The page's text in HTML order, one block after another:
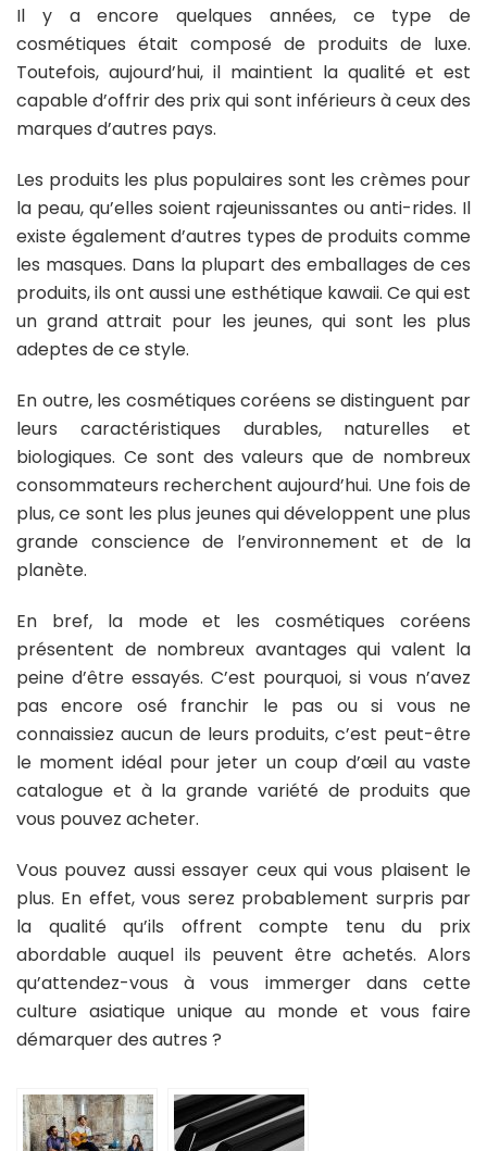
Il y a encore quelques années, ce type de
cosmétiques était composé de produits de luxe.
Toutefois, aujourd’hui, il maintient la qualité et est
capable d’offrir des prix qui sont inférieurs à ceux des
marques d’autres pays.
Les produits les plus populaires sont les crèmes pour
la peau, qu’elles soient rajeunissantes ou anti-rides. Il
existe également d’autres types de produits comme
les masques. Dans la plupart des emballages de ces
produits, ils ont aussi une esthétique kawaii. Ce qui est
un grand attrait pour les jeunes, qui sont les plus
adeptes de ce style.
En outre, les cosmétiques coréens se distinguent par
leurs caractéristiques durables, naturelles et
biologiques. Ce sont des valeurs que de nombreux
consommateurs recherchent aujourd’hui. Une fois de
plus, ce sont les plus jeunes qui développent une plus
grande conscience de l’environnement et de la
planète.
En bref, la mode et les cosmétiques coréens
présentent de nombreux avantages qui valent la
peine d’être essayés. C’est pourquoi, si vous n’avez
pas encore osé franchir le pas ou si vous ne
connaissiez aucun de leurs produits, c’est peut-être
le moment idéal pour jeter un coup d’œil au vaste
catalogue et à la grande variété de produits que
vous pouvez acheter.
Vous pouvez aussi essayer ceux qui vous plaisent le
plus. En effet, vous serez probablement surpris par
la qualité qu’ils offrent compte tenu du prix
abordable auquel ils peuvent être achetés. Alors
qu’attendez-vous à vous immerger dans cette
culture asiatique unique au monde et vous faire
démarquer des autres ?